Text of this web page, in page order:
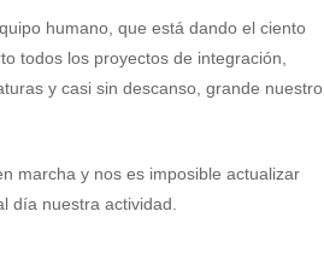
humano, que está dando el ciento
todos los proyectos de integración,
y casi sin descanso, grande nuestro
marcha y nos es imposible actualizar
día nuestra actividad.